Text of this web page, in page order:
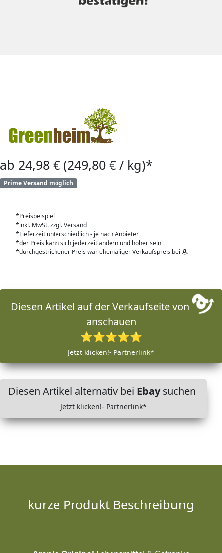
ab 24,98 € (249,80 € / kg)*
Prime Versand möglich
*Preisbeispiel
*inkl. MwSt. zzgl. Versand
*Lieferzeit unterschiedlich - je nach Anbieter
*der Preis kann sich jederzeit ändern und höher sein
*durchgestrichener Preis war ehemaliger Verkaufspreis bei
Diesen Artikel auf der Verkaufseite von
anschauen
⭐⭐⭐⭐⭐
Jetzt klicken!- Partnerlink*
Diesen Artikel alternativ bei Ebaysuchen
Jetzt klicken!- Partnerlink*
kurze Produkt Beschreibung